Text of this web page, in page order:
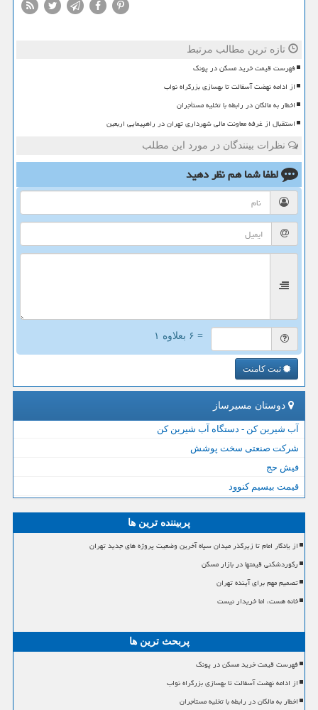
تازه ترین مطالب مرتبط
فهرست قیمت خرید مسکن در پونک
از ادامه نهضت آسفالت تا بهسازی بزرگراه نواب
اخطار به مالکان در رابطه با تخلیه مستأجران
استقبال از غرفه معاونت مالی شهرداری تهران در راهپیمایی اربعین
نظرات بینندگان در مورد این مطلب
لطفا شما همنظر دهید
= ۶ بعلاوه ۱
ثبت کامنت
دوستان مسیرساز
آب شیرین کن - دستگاه آب شیرین کن
شرکت صنعتی سخت پوشش
فیش حج
قیمت بیسیم کنوود
پربیننده ترین ها
از یادگار امام تا زیرگذر میدان سپاه آخرین وضعیت پروژه های جدید تهران
رکوردشکنی قیمتها در بازار مسکن
تصمیم مهم برای آینده تهران
خانه هست، اما خریدار نیست
پربحث ترین ها
فهرست قیمت خرید مسکن در پونک
از ادامه نهضت آسفالت تا بهسازی بزرگراه نواب
اخطار به مالکان در رابطه با تخلیه مستأجران